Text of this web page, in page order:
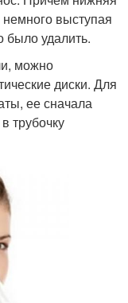
выступая
было удалить.
можно
диски. Для
ее сначала
трубочку